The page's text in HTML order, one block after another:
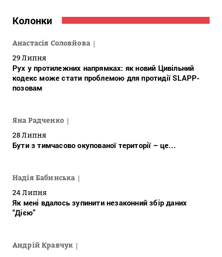
Колонки
Анастасія Соловйова
29 Липня
Рух у протилежних напрямках: як новий Цивільний
кодекс може стати проблемою для протидії SLAPP-
позовам
Яна Радченко
28 Липня
Бути з тимчасово окупованої території – це…
Надія Бабинська
24 Липня
Як мені вдалось зупинити незаконний збір даних
“Дією”
Андрій Кравчук